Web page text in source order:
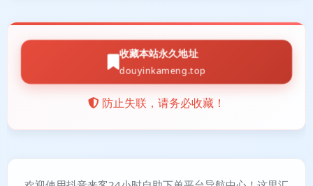
收藏本站永久地址
douyinkameng.top
防止失联，请务必收藏！